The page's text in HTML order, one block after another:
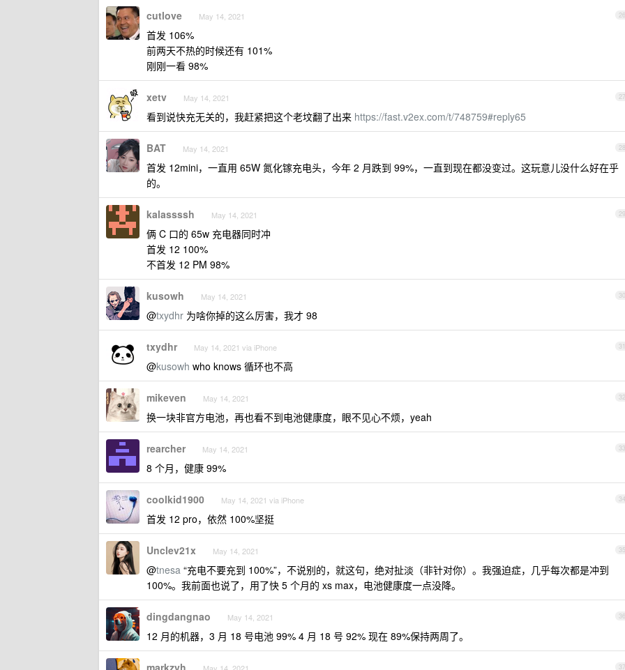
26
cutlove May 14, 2021
首发 106%
前两天不热的时候还有 101%
刚刚一看 98%
27
xetv May 14, 2021
看到说快充无关的，我赶紧把这个老坟翻了出来 https://fast.v2ex.com/t/748759#reply65
28
BAT May 14, 2021
首发 12mini，一直用 65W 氮化镓充电头，今年 2 月跌到 99%，一直到现在都没变过。这玩意儿没什么好在乎
的。
29
kalassssh May 14, 2021
俩 C 口的 65w 充电器同时冲
首发 12 100%
不首发 12 PM 98%
30
kusowh May 14, 2021
@txydhr 为啥你掉的这么厉害，我才 98
31
txydhr May 14, 2021 via iPhone
@kusowh who knows 循环也不高
32
mikeven May 14, 2021
换一块非官方电池，再也看不到电池健康度，眼不见心不烦，yeah
33
rearcher May 14, 2021
8 个月，健康 99%
34
coolkid1900 May 14, 2021 via iPhone
首发 12 pro，依然 100%坚挺
35
Unclev21x May 14, 2021
@tnesa “充电不要充到 100%”，不说别的，就这句，绝对扯淡（非针对你）。我强迫症，几乎每次都是冲到
100%。我前面也说了，用了快 5 个月的 xs max，电池健康度一点没降。
36
dingdangnao May 14, 2021
12 月的机器，3 月 18 号电池 99% 4 月 18 号 92% 现在 89%保持两周了。
37
markzyh